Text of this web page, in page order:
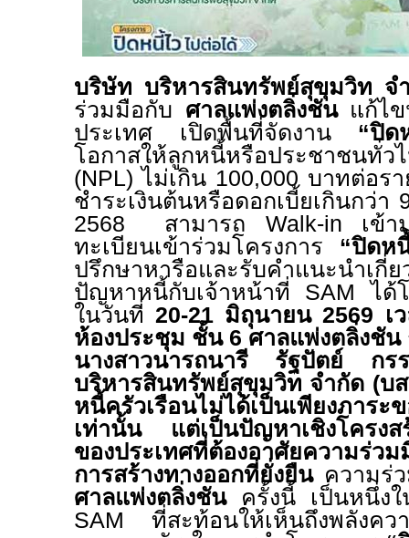
บริษัท บริหารสินทรัพย์สุขุมวิท
ร่วมมือกับ ศาลแพ่งตลิ่งชันแก้ไข
ประเทศ เปิดพื้นที่จัดงาน“ปิดห
โอกาสให้ลูกหนี้หรือประชาชนทั่ว
(NPL)ไม่เกิน 100,000 บาทต่อร
ชำระเงินต้นหรือดอกเบี้ยเกินกว่า
2568 สามารถ Walk-in เข้า
ทะเบียนเข้าร่วมโครงการ “ปิดห
ปรึกษาหารือและรับคำแนะนำเกี่
ปัญหาหนี้กับเจ้าหน้าที่ SAMได้
ในวันที่ 20-21 มิถุนายน2569 เ
ห้องประชุม ชั้น 6 ศาลแพ่งตลิ่งชั
นางสาวนารถนารี รัฐปัตย์ กร
บริหารสินทรัพย์สุขุมวิท จำกัด (บ
หนี้ครัวเรือนไม่ได้เป็นเพียงภาร
เท่านั้น แต่เป็นปัญหาเชิงโครงส
ของประเทศที่ต้องอาศัยความร่ว
การสร้างทางออกที่ยั่งยืน ความร่
ศาลแพ่งตลิ่งชัน ครั้งนี้ เป็นหนึ่ง
SAMที่สะท้อนให้เห็นถึงพลังคว